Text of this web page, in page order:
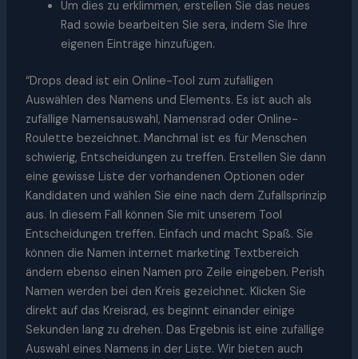
Um dies zu erklimmen, erstellen Sie das neues
Rad sowie bearbeiten Sie sera, indem Sie Ihre
eigenen Einträge hinzufügen.
“Drops dead ist ein Online-Tool zum zufälligen
Auswählen des Namens und Elements. Es ist auch als
zufällige Namensauswahl, Namensrad oder Online-
Roulette bezeichnet. Manchmal ist es für Menschen
schwierig, Entscheidungen zu treffen. Erstellen Sie dann
eine gewisse Liste der vorhandenen Optionen oder
Kandidaten und wählen Sie eine nach dem Zufallsprinzip
aus. In diesem Fall können Sie mit unserem Tool
Entscheidungen treffen. Einfach und macht Spaß. Sie
können die Namen internet marketing Textbereich
ändern ebenso einen Namen pro Zeile eingeben. Perish
Namen werden bei den Kreis gezeichnet. Klicken Sie
direkt auf das Kreisrad, es beginnt einander einige
Sekunden lang zu drehen. Das Ergebnis ist eine zufällige
Auswahl eines Namens in der Liste. Wir bieten auch